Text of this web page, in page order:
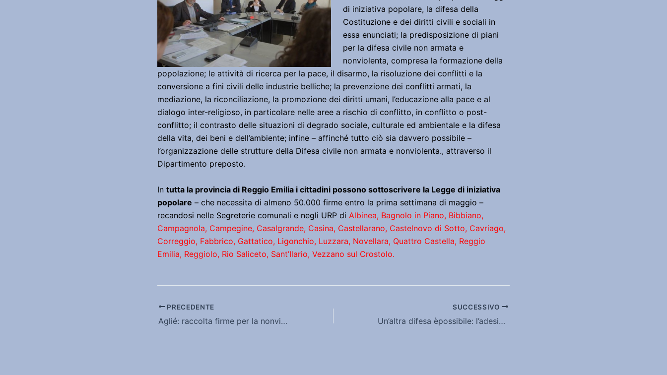
di iniziativa popolare, la difesa della
Costituzione e dei diritti civili e sociali in
essa enunciati; la predisposizione di piani
per la difesa civile non armata e
nonviolenta, compresa la formazione della
popolazione; le attività di ricerca per la pace, il disarmo, la risoluzione dei conflitti e la
conversione a fini civili delle industrie belliche; la prevenzione dei conflitti armati, la
mediazione, la riconciliazione, la promozione dei diritti umani, l’educazione alla pace e al
dialogo inter-religioso, in particolare nelle aree a rischio di conflitto, in conflitto o post-
conflitto; il contrasto delle situazioni di degrado sociale, culturale ed ambientale e la difesa
della vita, dei beni e dell’ambiente; infine – affinché tutto ciò sia davvero possibile –
l’organizzazione delle strutture della Difesa civile non armata e nonviolenta., attraverso il
Dipartimento preposto.
In tutta la provincia di Reggio Emilia i cittadini possono sottoscrivere la Legge di iniziativa
popolare – che necessita di almeno 50.000 firme entro la prima settimana di maggio –
recandosi nelle Segreterie comunali e negli URP di Albinea, Bagnolo in Piano, Bibbiano,
Campagnola, Campegine, Casalgrande, Casina, Castellarano, Castelnovo di Sotto, Cavriago,
Correggio, Fabbrico, Gattatico, Ligonchio, Luzzara, Novellara, Quattro Castella, Reggio
Emilia, Reggiolo, Rio Saliceto, Sant’Ilario, Vezzano sul Crostolo.
PRECEDENTE
Aglié: raccolta firme per la nonviolenza
SUCCESSIVO
Un’altra difesa èpossibile: l’adesione del Comune di Ferrara